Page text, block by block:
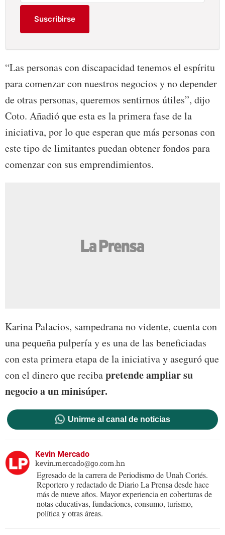
Suscribirse
“Las personas con discapacidad tenemos el espíritu
para comenzar con nuestros negocios y no depender
de otras personas, queremos sentirnos útiles”, dijo
Coto. Añadió que esta es la primera fase de la
iniciativa, por lo que esperan que más personas con
este tipo de limitantes puedan obtener fondos para
comenzar con sus emprendimientos.
Karina Palacios, sampedrana no vidente, cuenta con
una pequeña pulpería y es una de las beneficiadas
con esta primera etapa de la iniciativa y aseguró que
con el dinero que recibapretende ampliar su
negocio a un minisúper.
Unirme al canal de noticias
Kevin Mercado
kevin.mercado@go.com.hn
Egresado de la carrera de Periodismo de Unah Cortés.
Reportero y redactado de Diario La Prensa desde hace
más de nueve años. Mayor experiencia en coberturas de
notas educativas, fundaciones, consumo, turismo,
política y otras áreas.